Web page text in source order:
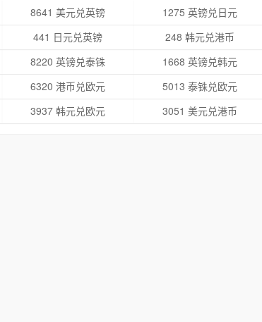
8641 美元兑英镑
1275 英镑兑日元
441 日元兑英镑
248 韩元兑港币
8220 英镑兑泰铢
1668 英镑兑韩元
6320 港币兑欧元
5013 泰铢兑欧元
3937 韩元兑欧元 3051 美元兑港币